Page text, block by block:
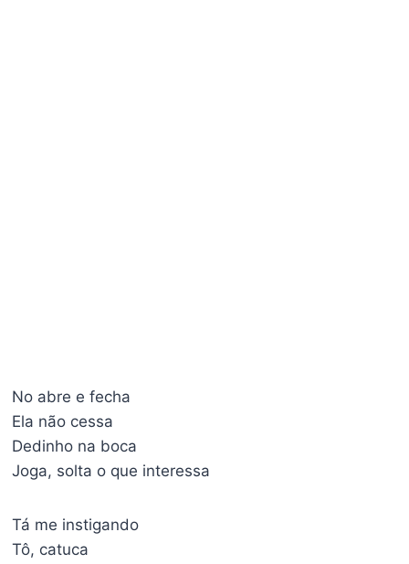
No abre e fecha
Ela não cessa
Dedinho na boca
Joga, solta o que interessa
Tá me instigando
Tô, catuca